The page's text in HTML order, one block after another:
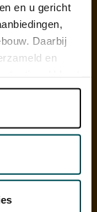
en u gericht
Daarbij
en
kunt u uw
bezit van Joshua
in New York.
Hecht verwerkte